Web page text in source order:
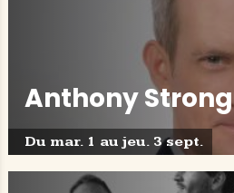
Anthony Strong
Du mar. 1 au jeu. 3 sept.